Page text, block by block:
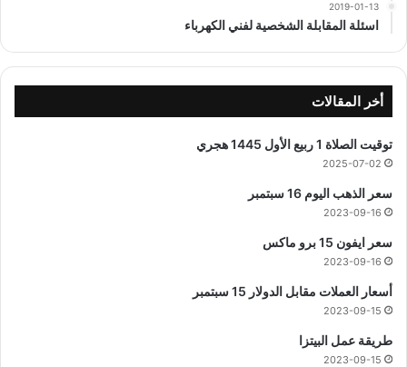
2019-01-13
اسئلة المقابلة الشخصية لفني الكهرباء
أخر المقالات
توقيت الصلاة 1 ربيع الأول 1445 هجري
2025-07-02
سعر الذهب اليوم 16 سبتمبر
2023-09-16
سعر ايفون 15 برو ماكس
2023-09-16
أسعار العملات مقابل الدولار 15 سبتمبر
2023-09-15
طريقة عمل البيتزا
2023-09-15